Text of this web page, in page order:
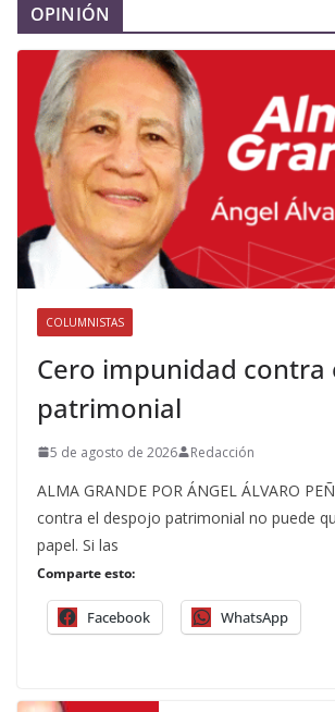
OPINIÓN
COLUMNISTAS
Cero impunidad contra
patrimonial
5 de agosto de 2026 Redacción
ALMA GRANDE POR ÁNGEL ÁLVARO
contra el despojo patrimonial no puede
papel. Si las
Comparte esto:
Facebook WhatsApp